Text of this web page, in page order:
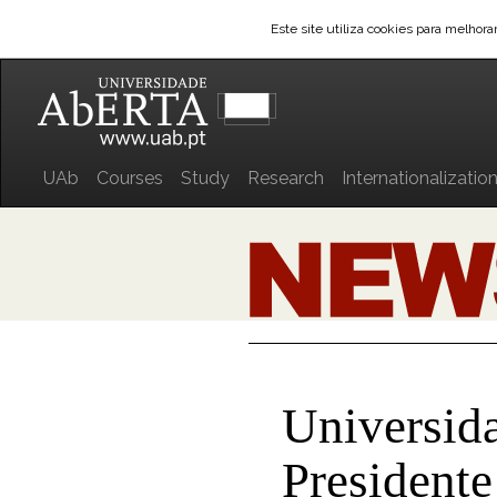
Este site utiliza cookies para
UAb Courses Study Research Internationalization